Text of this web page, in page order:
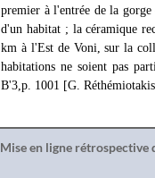
premier à l'entrée de la
d'un habitat ; la céramique
km à l'Est de Voni, sur la
habitations ne soient pas
B'3,p. 1001 [G.
Mise en ligne rétrospective